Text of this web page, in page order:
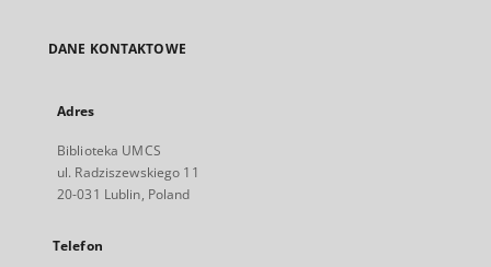
DANE KONTAKTOWE
Adres
Biblioteka UMCS
ul. Radziszewskiego 11
20-031 Lublin, Poland
Telefon